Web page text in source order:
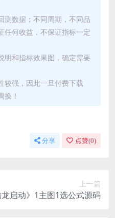
测数据；不同周期，不同品
任何收益，不保证指标一定
明和指标效果图，确定需要
较强，因此一旦付费下载
换！
分享 点赞(0)
上一篇
启动》1主图1选公式源码